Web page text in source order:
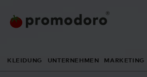
KLEIDUNG UNTERNEHMEN MARKETING